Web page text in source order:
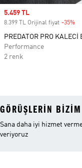
Sale price
5.459 TL
8.399 TL Orijinal fiyat -35%
PREDATOR PRO KALECİ
Performance
2 renk
GÖRÜŞLERIN
Sana daha iyi hizmet
veriyoruz